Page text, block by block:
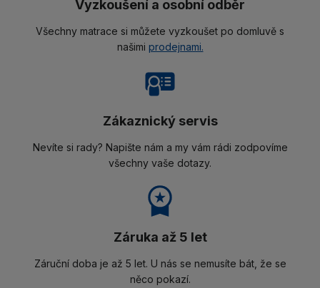
Vyzkoušení a osobní odběr
Všechny matrace si můžete vyzkoušet po domluvě s
našimi prodejnami.
Zákaznický servis
Nevíte si rady? Napište nám a my vám rádi zodpovíme
všechny vaše dotazy.
Záruka až 5 let
Záruční doba je až 5 let. U nás se nemusíte bát, že se
něco pokazí.